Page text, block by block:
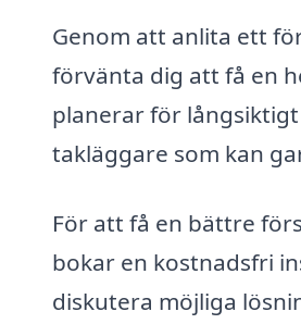
Genom att anlita ett
förvänta dig att få en
planerar för
takläggare som kan
För att få en bättre
bokar en kostnadsfri
diskutera möjliga